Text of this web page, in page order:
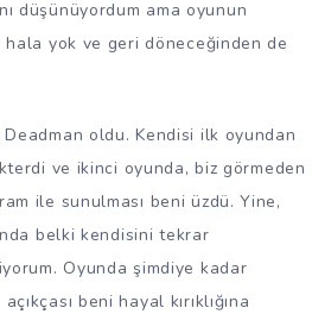
düşünüyordum ama oyunun
hala yok ve geri döneceğinden de
oldu. Kendisi ilk oyundan
ve ikinci oyunda, biz görmeden
ile sunulması beni üzdü. Yine,
belki kendisini tekrar
Oyunda şimdiye kadar
beni hayal kırıklığına